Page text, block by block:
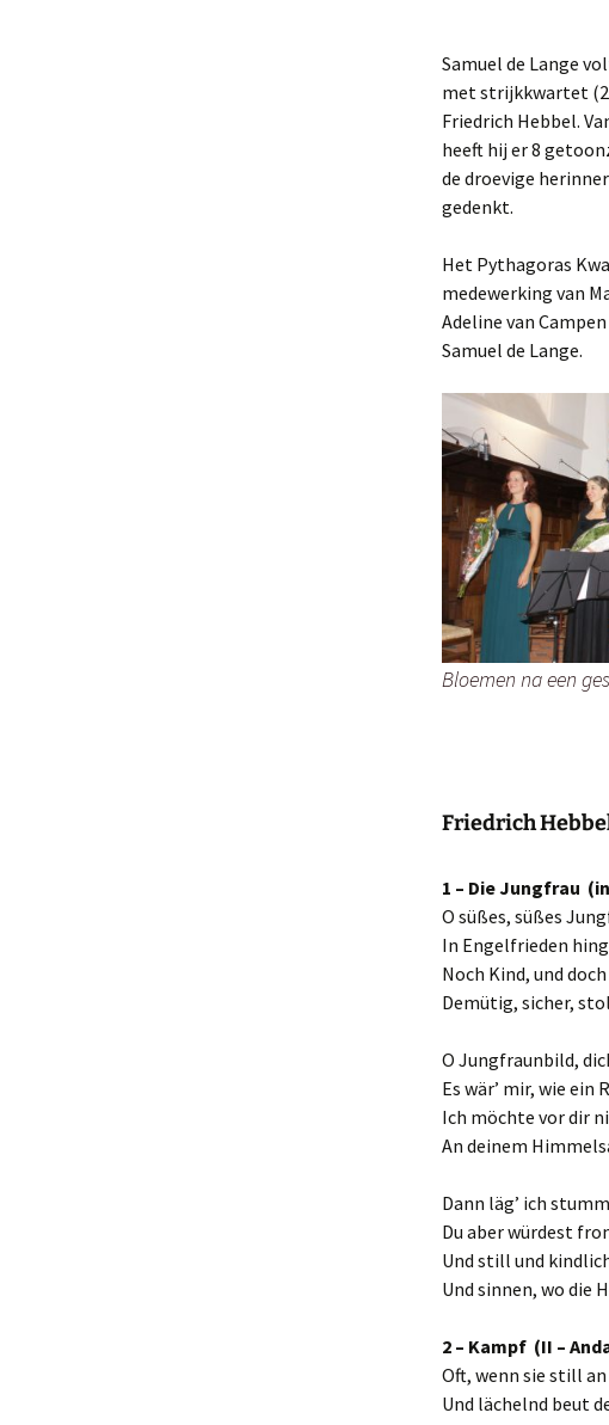
Samuel de Lange
met strijkkwartet (2
Friedrich Hebbel.
heeft hij er 8
de droevige
gedenkt.
Het Pythagoras
medewerking van
Adeline van
Samuel de Lange.
Bloemen na een
Friedrich
1 – Die Jungfrau
O süßes, süßes
In Engelfrieden
Noch Kind, und
Demütig, sicher,
O Jungfraunbild,
Es wär’ mir, wie ein
Ich möchte vor dir
An deinem
Dann läg’ ich
Du aber würdest
Und still und
Und sinnen, wo die
2 – Kampf (II –
Oft, wenn sie still
Und lächelnd beut